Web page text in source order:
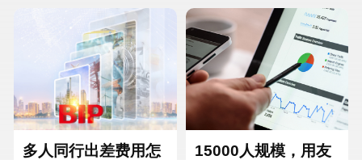
Thailand
Turkey
Hungary Mexico
多人同行出差费用怎
15000人规模，用友